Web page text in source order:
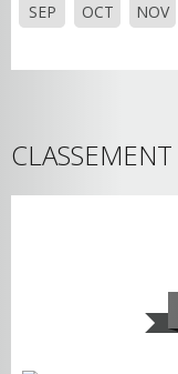
SEP
OCT NOV
CLASSEMENT